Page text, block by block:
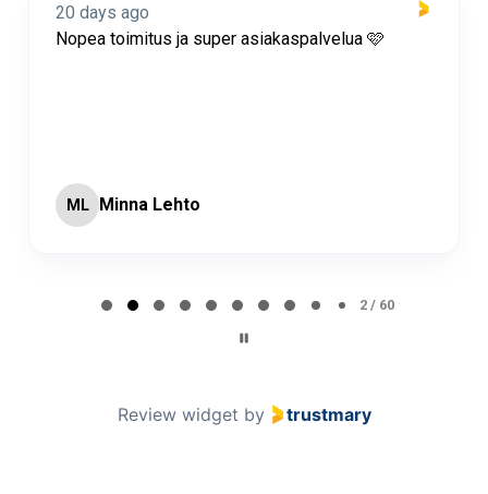
20 days ago
Nopea toimitus ja super asiakaspalvelua 🩷
ML Minna Lehto
2 / 60
Review widget by trustmary